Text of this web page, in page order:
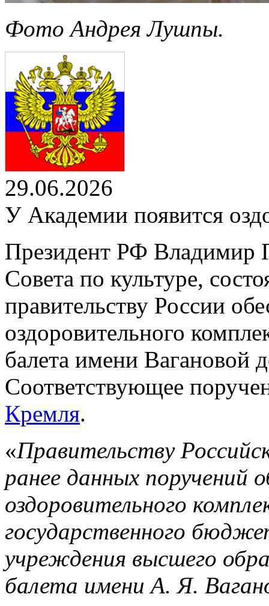
Фото Андрея Лушпы.
29.06.2026
У Академии появится
Президент РФ Владимир
Совета по культуре,
правительству России
оздоровительного
балета имени Вагановой
Соответствующее
Кремля.
«Правительству
ранее данных поручений
оздоровительного
государственного
учреждения высшего
балета имени А. Я.